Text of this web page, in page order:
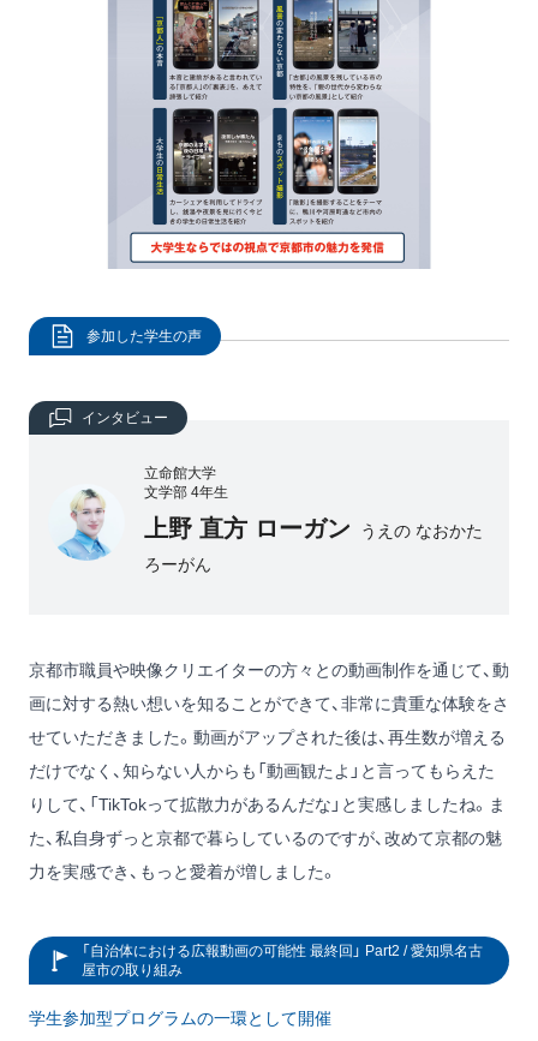
参加した学生の声
インタビュー
立命館大学
文学部 4年生
上野 直方 ローガン
うえの なおかた
ろーがん
京都市職員や映像クリエイターの方々との動画制作を通じて、動
画に対する熱い想いを知ることができて、非常に貴重な体験をさ
せていただきました。動画がアップされた後は、再生数が増える
だけでなく、知らない人からも「動画観たよ」と言ってもらえた
りして、「TikTokって拡散力があるんだな」と実感しましたね。ま
た、私自身ずっと京都で暮らしているのですが、改めて京都の魅
力を実感でき、もっと愛着が増しました。
「自治体における広報動画の可能性 最終回」 Part2 / 愛知県名古
屋市の取り組み
学生参加型プログラムの一環として開催